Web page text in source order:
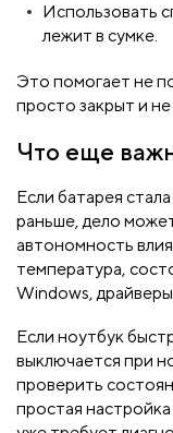
Использовать
лежит в сумке.
Это помогает не
просто закрыт и
Что еще
Если батарея
раньше, дело
автономность
температура,
Windows,
Если ноутбук
выключается при
проверить
простая